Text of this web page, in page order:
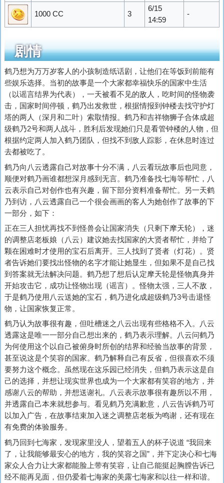
1000 CC 3
6/15
14:59
-
剧情
鹤乃想为万万岁客人的小孩制造纸话剧，让他们在等饭到前能有
些娱乐选择。当初的故事是一个大家都幸福快乐的国家中生活
（以谣言结界为代表），一天被看不见的敌人，吃时间的怪物袭
击，国家时间停顿，鹤乃出发救世，根据情报到钟楼去找守护灯
塔的两人（深月和二叶）索取情报。鹤乃和吉祥物狮子合体成超
级鹤乃2号和两人战斗，胜利后发现她们只是看管钟楼的人物，但
根据约定两人加入鹤乃团队，但找不到敌人踪影，在休息时连过
去都被吃了。
鹤乃向八云透露自己对故事十分不满，八云看玩故事后也同意，
顺便对鹤乃画谁都想深月感到无言。鹤乃准备找七海等帮忙，八
云表示自己对创作也有兴趣，留下部分资料准备帮忙。另一天鹤
乃到访，八云透露自己一个很会画画的客人为她创作了故事的下
一部分，如下：
正在三人担忧再找不到怪兽会让国家消失（只剩下摩天轮），迷
的调整店老板娘（八云）建议她去找国家的大贤者帮忙，并给了
颗在困难时才使用的宝石后离开。三人找到了贤者（灯花）。贤
者告诉她们要找出怪物的名字才能让她显生，但如果不是自己找
到答案就无法解决问题。鹤乃想了想后认定摩天轮是怪物真身并
开始攻击它，成功让怪物出现（谣言）。怪物太强，三人不敌，
于是鹤乃使用八云送她的宝石，鹤乃进化成超级鹤乃3号击退怪
物，让国家恢复正常。
鹤乃认为故事很有趣，但吐槽迷之八云出现有些格格不入。八云
透露这是唯一一部分自己想出来的，鹤乃表示理解。八云问鹤乃
为何使用这个以自己被俯身时所创的结界和经验当故事的背景，
甚至说这是个笑容的国家。鹤乃解释自己有反省，但很喜欢不须
要努力这个概念。虽然现在这乐园已经消失，但鹤乃表示这是自
己的选择，并想让现实世界也成为一个大家都有笑容的地方，并
感谢八云的帮助，并想送谢礼。八云表示故事很有趣所以不用，
并透露自己本来就想参与。看见鹤乃充满歉意，八云告诉鹤乃可
以加入广告，在故事结束加入迷之调整店老板为鸣谢，还有现在
有免费的体验服务。
鹤乃回到七海家，发现家里没人，望着五人的杯子说道 “我回来
了，让我能够最安心的地方，我的笑容之国”，并下定决心和七海
家众人合力让大家都能脸上带有笑容，让自己能挺起胸膛告诉已
经不能再见面，但仍爱着七海家的美露七海家和以往一样和谐。